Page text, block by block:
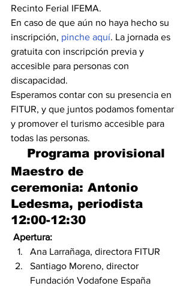
Recinto Ferial IFEMA.
En caso de que aún no haya hecho su
inscripción, pinche aquí. La jornada es
gratuita con inscripción previa y
accesible para personas con
discapacidad.
Esperamos contar con su presencia en
FITUR, y que juntos podamos fomentar
y promover el turismo accesible para
todas las personas.
Programa provisional
Maestro de
ceremonia: Antonio
Ledesma, periodista
12:00-12:30
Apertura:
Ana Larrañaga, directora FITUR
Santiago Moreno, director
Fundación Vodafone España